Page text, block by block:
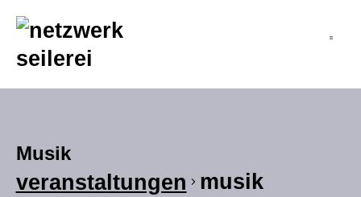
springen
Musik
veranstaltungen musik